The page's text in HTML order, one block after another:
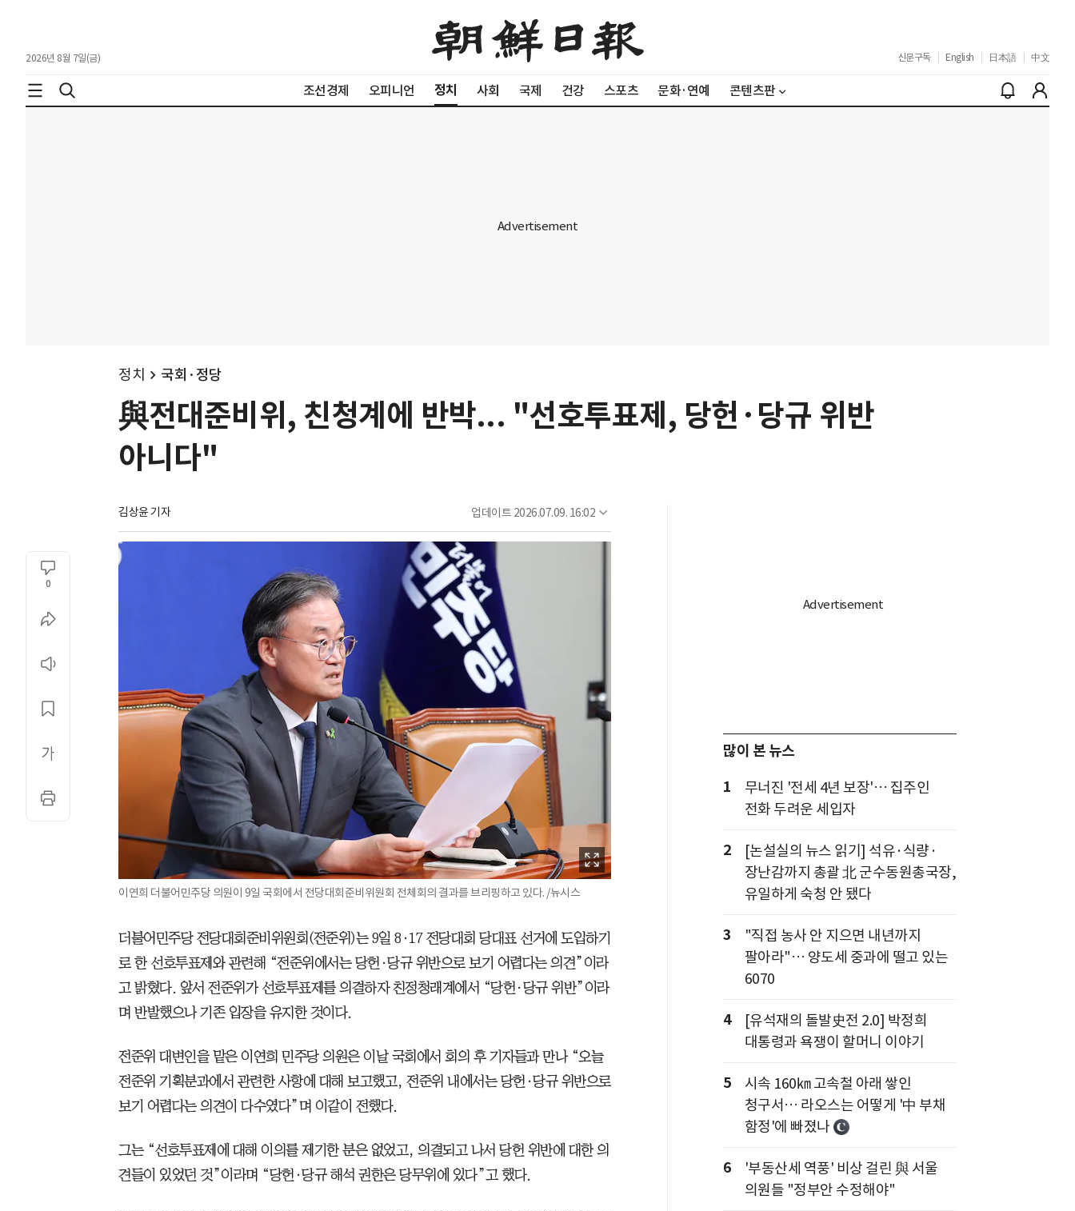
2026년 8월 7일(금) 신문구독 English 日本語 中文
조선경제 오피니언 정치 사회 국제 건강 스포츠 문화·연예 콘텐츠판
정치 국회·정당
與전대준비위, 친청계에 반박... "선호투표제, 당헌·당규 위반
아니다"
김상윤 기자 업데이트 2026.07.09. 16:02
0
이연희 더불어민주당 의원이 9일 국회에서 전당대회준비위원회 전체회의 결과를 브리핑하고 있다. /뉴시스
더불어민주당 전당대회준비위원회(전준위)는 9일 8·17 전당대회 당대표 선거에 도입하기
로 한 선호투표제와 관련해 “전준위에서는 당헌·당규 위반으로 보기 어렵다는 의견”이라
고 밝혔다. 앞서 전준위가 선호투표제를 의결하자 친정청래계에서 “당헌·당규 위반”이라
며 반발했으나 기존 입장을 유지한 것이다.
전준위 대변인을 맡은 이연희 민주당 의원은 이날 국회에서 회의 후 기자들과 만나 “오늘
전준위 기획분과에서 관련한 사항에 대해 보고했고, 전준위 내에서는 당헌·당규 위반으로
보기 어렵다는 의견이 다수였다”며 이같이 전했다.
그는 “선호투표제에 대해 이의를 제기한 분은 없었고, 의결되고 나서 당헌 위반에 대한 의
견들이 있었던 것”이라며 “당헌·당규 해석 권한은 당무위에 있다”고 했다.
많이 본 뉴스
1
무너진 '전세 4년 보장'… 집주인
전화 두려운 세입자
2
[논설실의 뉴스 읽기] 석유·식량·
장난감까지 총괄 北 군수동원총국장,
유일하게 숙청 안 됐다
3
"직접 농사 안 지으면 내년까지
팔아라"… 양도세 중과에 떨고 있는
6070
4
[유석재의 돌발史전 2.0] 박정희
대통령과 욕쟁이 할머니 이야기
5
시속 160㎞ 고속철 아래 쌓인
청구서… 라오스는 어떻게 '中 부채
함정'에 빠졌나
6
'부동산세 역풍' 비상 걸린 與 서울
의원들 "정부안 수정해야"